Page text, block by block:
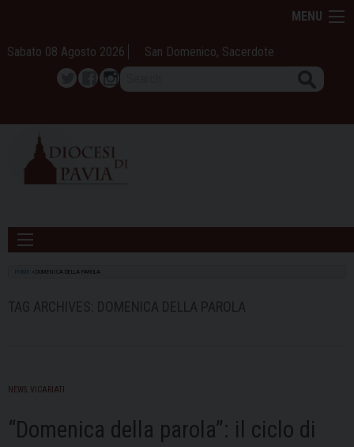
content
MENU
Sabato 08 Agosto 2026 San Domenico, Sacerdote
TwitterFacebook
Instagram
HOME DOMENICA DELLA PAROLA
NEWS VICARIATI
“Domenica della parola”: il ciclo di